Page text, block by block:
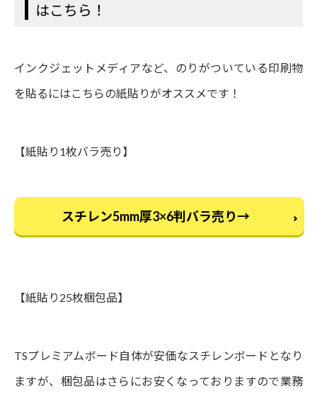
はこちら！
インクジェットメディアなど、のりがついている印刷物
を貼るにはこちらの紙貼りがオススメです！
【紙貼り1枚バラ売り】
スチレン5mm厚3×6判バラ売り→
【紙貼り25枚梱包品】
TSプレミアムボード自体が安価なスチレンボードとなり
ますが、梱包品はさらにお安くなっておりますので業務